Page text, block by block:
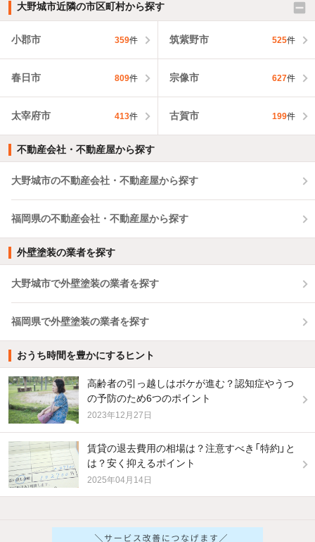
大野城市近隣の市区町村から探す
小郡市 359件 筑紫野市 525件
春日市 809件 宗像市 627件
太宰府市 413件 古賀市 199件
不動産会社・不動産屋から探す
大野城市の不動産会社・不動産屋から探す
福岡県の不動産会社・不動産屋から探す
外壁塗装の業者を探す
大野城市で外壁塗装の業者を探す
福岡県で外壁塗装の業者を探す
おうち時間を豊かにするヒント
高齢者の引っ越しはボケが進む？認知症やうつ
の予防のため6つのポイント
2023年12月27日
賃貸の退去費用の相場は？注意すべき「特約」と
は？安く抑えるポイント
2025年04月14日
他の人はこんな条件で絞り込んでいます！